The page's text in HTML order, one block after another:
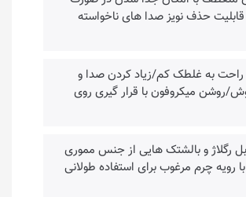
قابلیت حذف نویز صدا های ناخواسته
به غلطک کم/زیاد کردن صدا و
روشن میکروفون با قرار گیری روی
رگلاژ و بالشتک هایی از جنس مموری
رویه چرم مرغوب برای استفاده طولانی